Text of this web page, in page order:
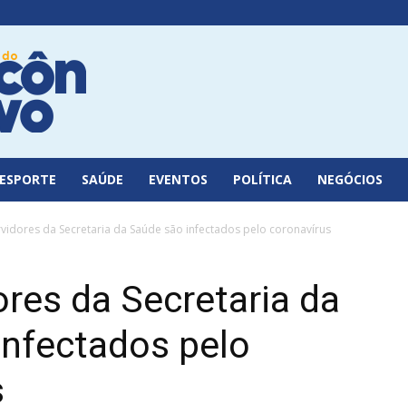
ESPORTE SAÚDE EVENTOS POLÍTICA NEGÓCIOS
da Secretaria da Saúde são infectados pelo coronavírus
da Secretaria da
pelo